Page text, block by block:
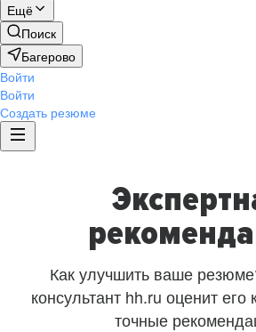
Ещё
Поиск
Багерово
Войти
Войти
Создать резюме
Как улучшить ваше
консультант hh.ru оценит его
точные